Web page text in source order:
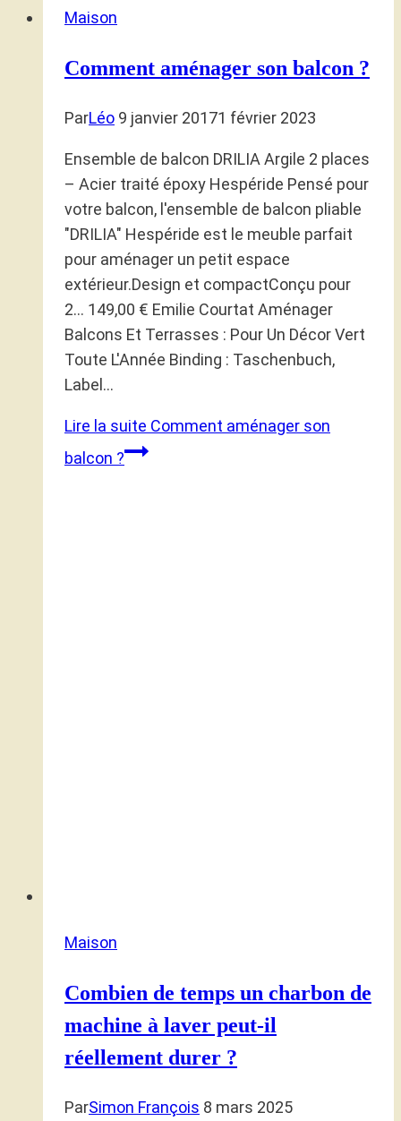
Maison
Comment aménager son balcon ?
ParLéo 9 janvier 20171 février 2023
Ensemble de balcon DRILIA Argile 2 places
– Acier traité époxy Hespéride Pensé pour
votre balcon, l'ensemble de balcon pliable
"DRILIA" Hespéride est le meuble parfait
pour aménager un petit espace
extérieur.Design et compactConçu pour
2… 149,00 € Emilie Courtat Aménager
Balcons Et Terrasses : Pour Un Décor Vert
Toute L'Année Binding : Taschenbuch,
Label…
Lire la suite Comment aménager son
balcon ?
Maison
Combien de temps un charbon de
machine à laver peut-il
réellement durer ?
ParSimon François 8 mars 2025